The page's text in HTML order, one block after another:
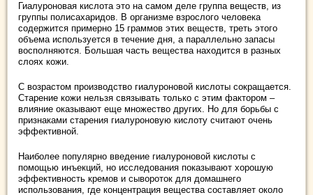
Гиалуроновая кислота это на самом деле группа веществ, из
группы полисахаридов. В организме взрослого человека
содержится примерно 15 граммов этих веществ, треть этого
объема используется в течение дня, а параллельно запасы
восполняются. Большая часть вещества находится в разных
слоях кожи.
С возрастом производство гиалуроновой кислоты сокращается.
Старение кожи нельзя связывать только с этим фактором –
влияние оказывают еще множество других. Но для борьбы с
признаками старения гиалуроновую кислоту считают очень
эффективной.
Наиболее популярно введение гиалуроновой кислоты с
помощью инъекций, но исследования показывают хорошую
эффективность кремов и сывороток для домашнего
использования, где концентрация вещества составляет около